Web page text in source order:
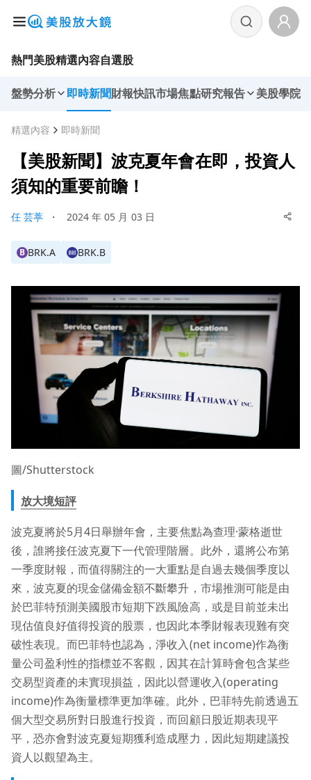
熱門美股精選內容自選股
盤勢分析 即時新聞財報快訊市場焦點研究報告 美股學院
精選內容 即時新聞
【美股新聞】波克夏年會在即，投資人
須知的重要前瞻！
任 芸葶 ・ 2024 年 05 月 03 日
B BRK.A BRK.B
圖/Shutterstock
放大境短評
波克夏將於5月4日舉辦年會，主要焦點為查理·蒙格逝世
後，誰將接任波克夏下一代管理階層。此外，還將公布第
一季度財報，而值得關注的一大重點是自過去幾個季度以
來，波克夏的現金儲備金額不斷攀升，市場推測可能是由
於巴菲特預測美國股市短期下跌風險高，或是目前並未出
現估值良好值得投資的股票，也因此本季財報表現難有突
破性表現。而巴菲特也認為，淨收入(net income)作為衡
量公司盈利性的指標並不客觀，因其在計算時會包含某些
交易型資產的未實現損益，因此以營運收入(operating
income)作為衡量標準更加準確。此外，巴菲特先前透過五
個大型交易所對日股進行投資，而回顧日股近期表現平
平，恐亦會對波克夏短期獲利造成壓力，因此短期建議投
資人以觀望為主。